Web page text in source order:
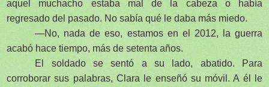
aquel muchacho estaba mal de la cabeza o había
regresado del pasado. No sabía qué le daba más miedo.
—No, nada de eso, estamos en el 2012, la guerra
acabó hace tiempo, más de setenta años.
El soldado se sentó a su lado, abatido. Para
corroborar sus palabras, Clara le enseñó su móvil. A él le